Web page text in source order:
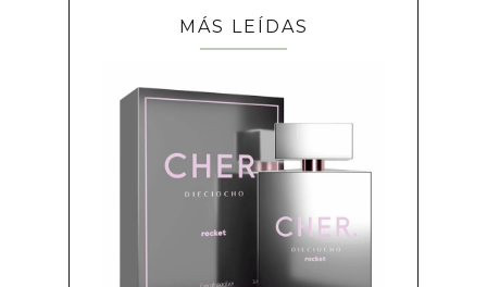
MÁS LEÍDAS